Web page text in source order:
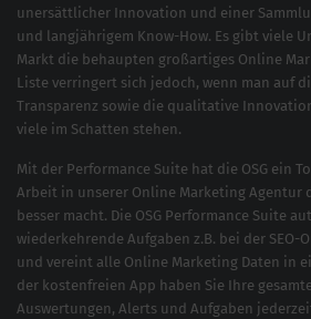
unersättlicher Innovation und einer
und langjährigem Know-How. Es gibt viele
Markt die behaupten großartiges Online
Liste verringert sich jedoch, wenn man auf
Transparenz sowie die qualitative
viele im Schatten stehen.
Mit der Performance Suite hat die OSG ein
Arbeit in unserer Online Marketing Agentur
besser macht. Die OSG Performance Suite
wiederkehrende Aufgaben z.B. bei der SEO-
und vereint alle Online Marketing Daten in
der kostenfreien App haben Sie Ihre
Auswertungen, Alerts und Aufgaben